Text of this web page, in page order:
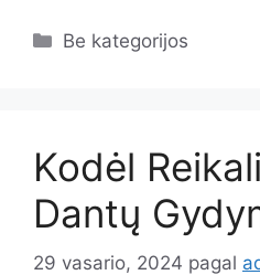
Kategorijos
Be kategorijos
Kodėl
Dantų
29 vasario, 2024 pagal